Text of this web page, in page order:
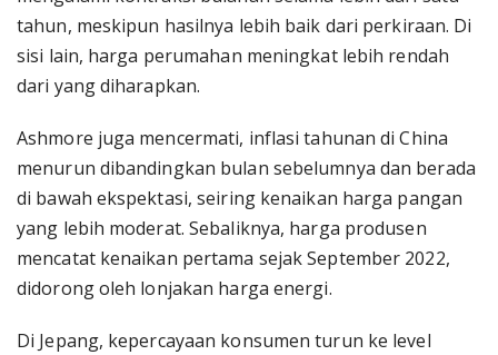
tahun, meskipun hasilnya lebih baik dari perkiraan. Di
sisi lain, harga perumahan meningkat lebih rendah
dari yang diharapkan.
Ashmore juga mencermati, inflasi tahunan di China
menurun dibandingkan bulan sebelumnya dan berada
di bawah ekspektasi, seiring kenaikan harga pangan
yang lebih moderat. Sebaliknya, harga produsen
mencatat kenaikan pertama sejak September 2022,
didorong oleh lonjakan harga energi.
Di Jepang, kepercayaan konsumen turun ke level